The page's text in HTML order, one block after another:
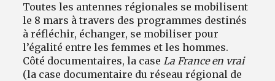
Toutes les antennes régionales se mobilisent
le 8 mars à travers des programmes destinés
à réfléchir, échanger, se mobiliser pour
l’égalité entre les femmes et les hommes.
Côté documentaires, la caseLa France en vrai
(la case documentaire du réseau régional de